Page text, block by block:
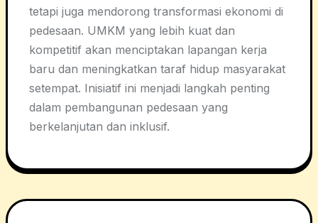
tetapi juga mendorong transformasi ekonomi di
pedesaan. UMKM yang lebih kuat dan
kompetitif akan menciptakan lapangan kerja
baru dan meningkatkan taraf hidup masyarakat
setempat. Inisiatif ini menjadi langkah penting
dalam pembangunan pedesaan yang
berkelanjutan dan inklusif.